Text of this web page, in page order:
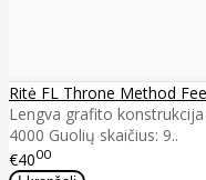
Ritė FL Throne Method
Lengva grafito
4000 Guolių skaičius: 9..
€4000